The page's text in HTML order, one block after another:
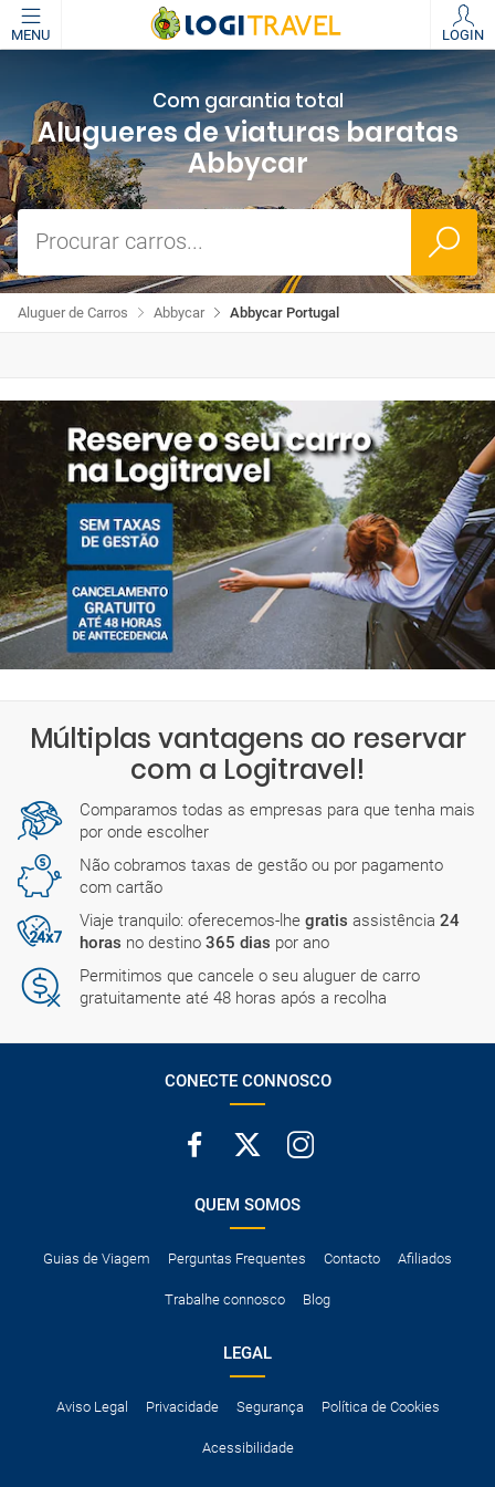
MENU LOGIN
Com garantia total
Alugueres de viaturas baratas
Abbycar
Procurar carros...
Abbycar Portugal
Abbycar
Aluguer de Carros
Múltiplas vantagens ao reservar
com a Logitravel!
Comparamos todas as empresas para que tenha mais
por onde escolher
Não cobramos taxas de gestão ou por pagamento
com cartão
Viaje tranquilo: oferecemos-lhe gratis assistência 24
horas no destino 365 dias por ano
Permitimos que cancele o seu aluguer de carro
gratuitamente até 48 horas após a recolha
CONECTE CONNOSCO
QUEM SOMOS
Guias de Viagem Perguntas Frequentes Contacto Afiliados
Trabalhe connosco Blog
LEGAL
Aviso Legal Privacidade Segurança Política de Cookies
Acessibilidade